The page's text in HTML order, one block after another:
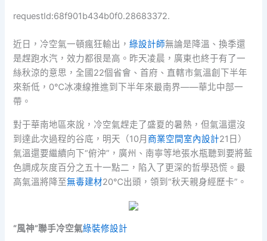
requestId:68f901b434b0f0.28683372.
近日，冷空氣一頓瘋狂輸出，綠設計師無論是降溫、換季還
是趕跑水汽，效力都很是高。昨天凌晨，廣東也終于有了一
絲秋涼的意思，全國22個省會、首府、直轄市氣溫創下半年
來新低，0℃冰凍線推進到下半年來最南界——華北中部一
帶。
對于華南地區來說，冷空氣趕走了盛夏的暑熱，但氣溫還沒
到達此次過程的谷底，明天（10月商業空間室內設計21日）
氣溫還要繼續向下“俯沖”，廣州、南寧等地張水瓶聽到要將藍
色調成灰度百分之五十一點二，陷入了更深的哲學恐慌。最
高氣溫將降至無毒建材20℃出頭，領到“秋天親身經歷卡”。
“風神”聯手冷空氣綠裝修設計